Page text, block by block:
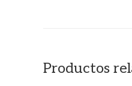
Productos